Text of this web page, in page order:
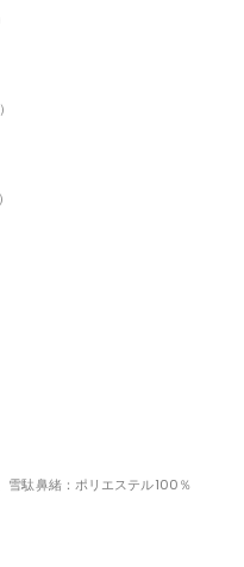
雪駄鼻緒：ポリエステル100％